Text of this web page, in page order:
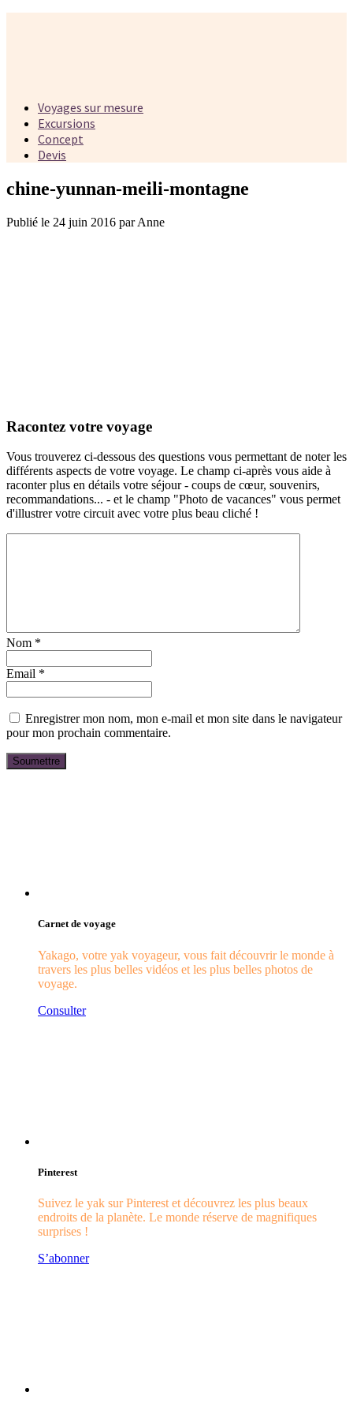
Voyages sur mesure
Excursions
Concept
Devis
chine-yunnan-meili-montagne
Publié le 24 juin 2016 par Anne
Racontez votre voyage
Vous trouverez ci-dessous des questions vous permettant de noter les
différents aspects de votre voyage. Le champ ci-après vous aide à
raconter plus en détails votre séjour - coups de cœur, souvenirs,
recommandations... - et le champ "Photo de vacances" vous permet
d'illustrer votre circuit avec votre plus beau cliché !
Nom *
Email *
Enregistrer mon nom, mon e-mail et mon site dans le navigateur
pour mon prochain commentaire.
Carnet de voyage
Yakago, votre yak voyageur, vous fait découvrir le monde à
travers les plus belles vidéos et les plus belles photos de
voyage.
Consulter
Pinterest
Suivez le yak sur Pinterest et découvrez les plus beaux
endroits de la planète. Le monde réserve de magnifiques
surprises !
S’abonner